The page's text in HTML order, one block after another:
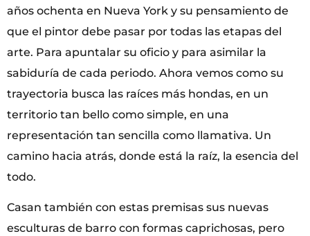
años ochenta en Nueva York y su pensamiento de
que el pintor debe pasar por todas las etapas del
arte. Para apuntalar su oficio y para asimilar la
sabiduría de cada periodo. Ahora vemos como su
trayectoria busca las raíces más hondas, en un
territorio tan bello como simple, en una
representación tan sencilla como llamativa. Un
camino hacia atrás, donde está la raíz, la esencia del
todo.
Casan también con estas premisas sus nuevas
esculturas de barro con formas caprichosas, pero